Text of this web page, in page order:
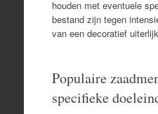
houden met eventuele
bestand zijn tegen
van een decoratief
Populaire
specifieke